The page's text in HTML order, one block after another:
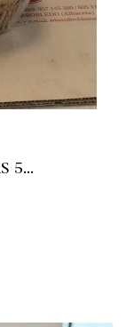
5...